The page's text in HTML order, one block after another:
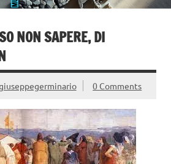
NON SAPERE, DI
0 Comments